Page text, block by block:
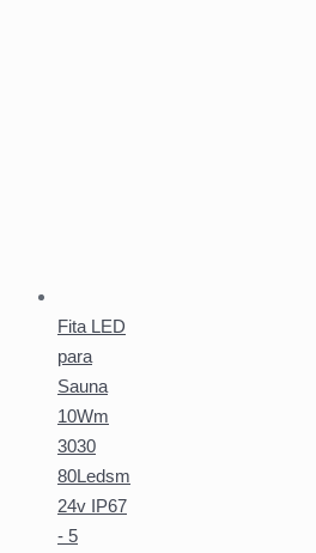
Fita LED
para
Sauna
10Wm
3030
80Ledsm
24v IP67
- 5